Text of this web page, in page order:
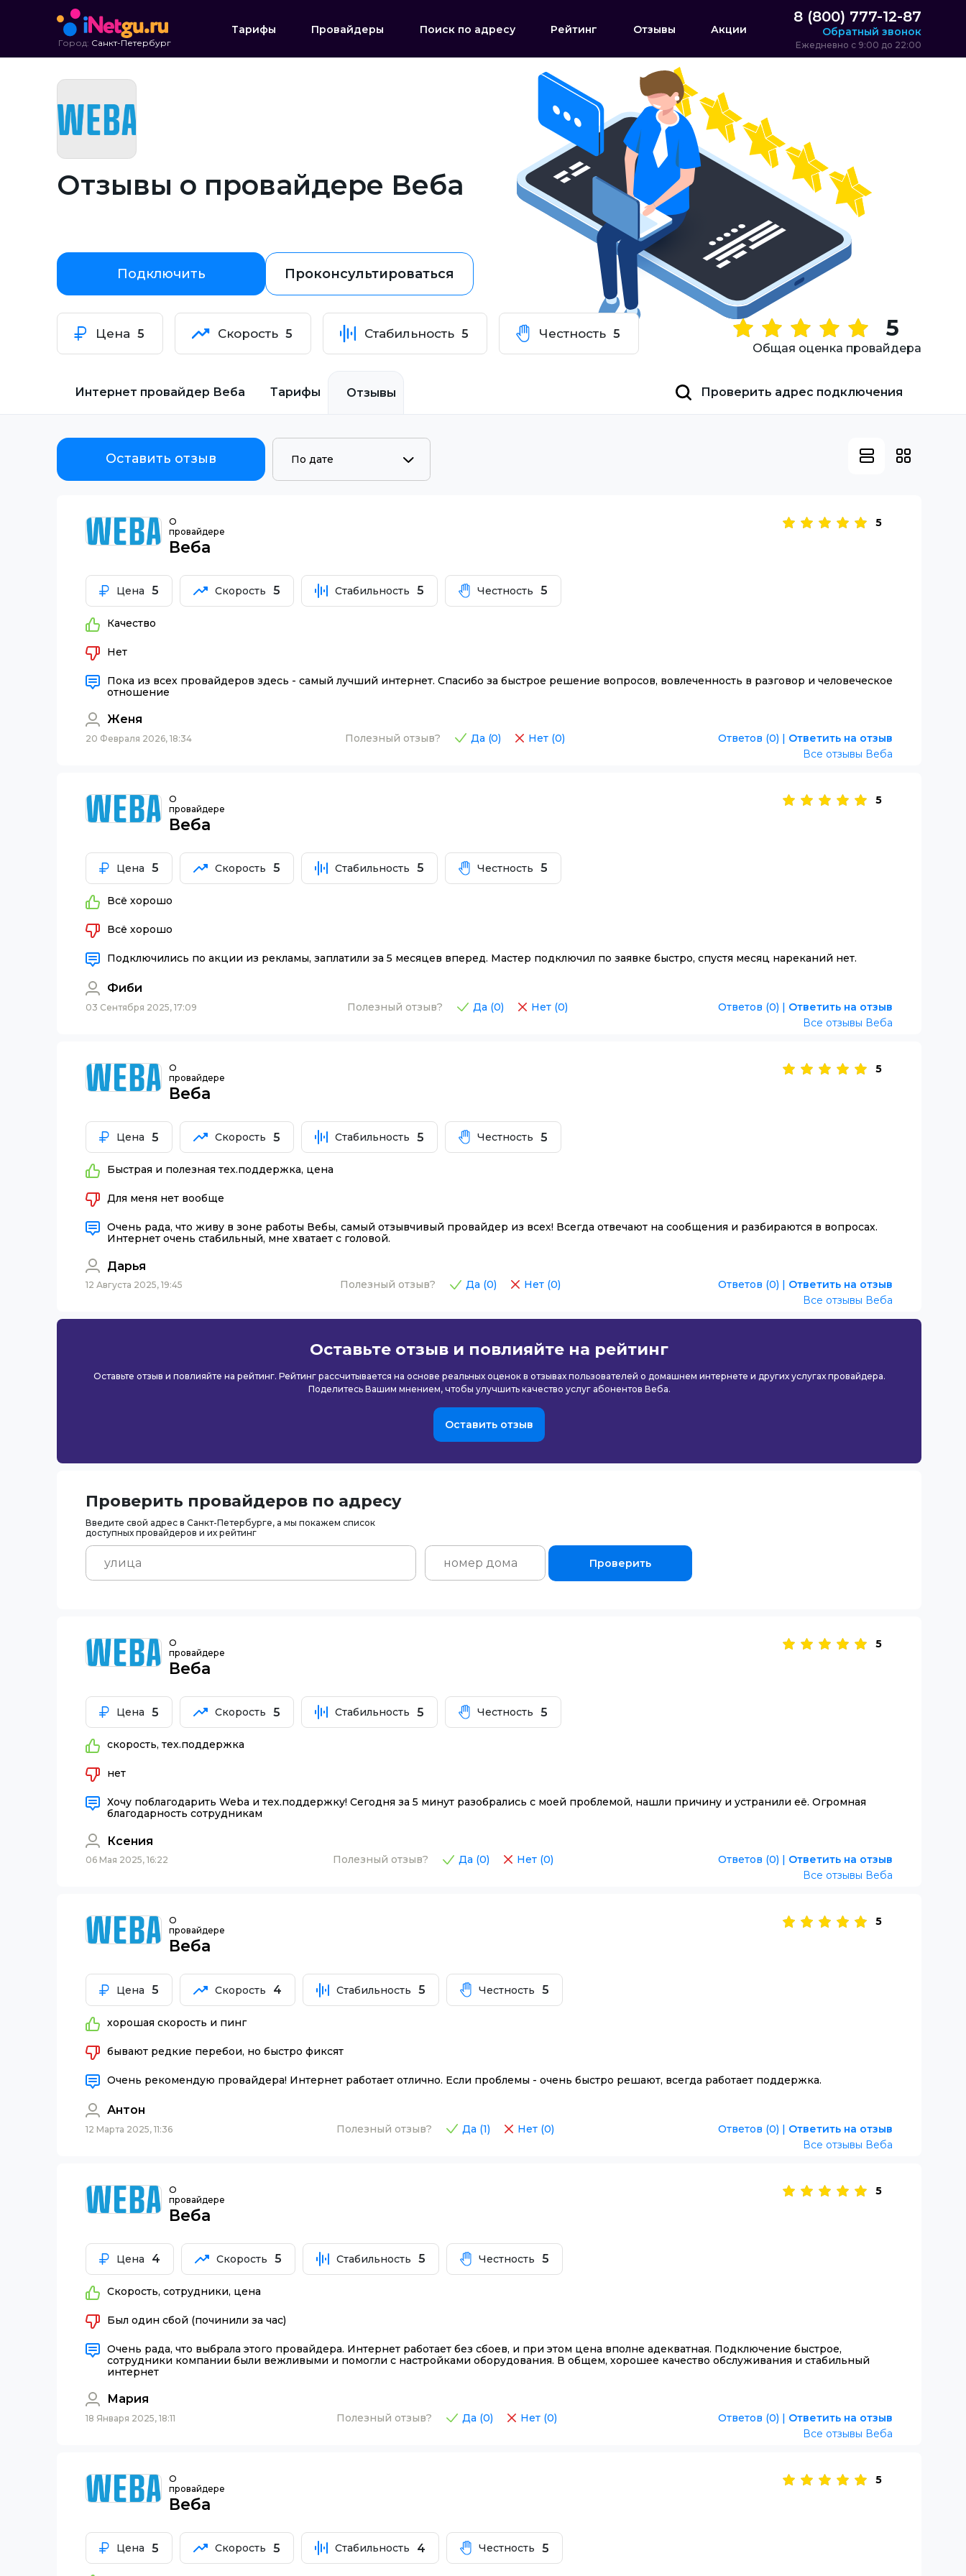
Город: Санкт-Петербург
Тарифы Провайдеры Поиск по адресу Рейтинг Отзывы Акции
8 (800) 777-12-87
Обратный звонок
Ежедневно с 9:00 до 22:00
Отзывы о провайдере Веба
Подключить Проконсультироваться
Цена 5 Скорость 5 Стабильность 5 Честность 5 5
Общая оценка провайдера
Интернет провайдер Веба Тарифы Отзывы Проверить адрес подключения
Оставить отзыв
Все отзывы Веба
О
провайдере
Веба
5
Цена 5 Скорость 5 Стабильность 5 Честность 5
Качество
Нет
Пока из всех провайдеров здесь - самый лучший интернет. Спасибо за быстрое решение вопросов, вовлеченность в разговор и человеческое
отношение
Женя
20 Февраля 2026, 18:34 Полезный отзыв? Да (0) Нет (0) Ответов (0) | Ответить на отзыв
Все отзывы Веба
О
провайдере
Веба
5
Цена 5 Скорость 5 Стабильность 5 Честность 5
Всё хорошо
Всё хорошо
Подключились по акции из рекламы, заплатили за 5 месяцев вперед. Мастер подключил по заявке быстро, спустя месяц нареканий нет.
Фиби
03 Сентября 2025, 17:09 Полезный отзыв? Да (0) Нет (0) Ответов (0) | Ответить на отзыв
Все отзывы Веба
О
провайдере
Веба
5
Цена 5 Скорость 5 Стабильность 5 Честность 5
Быстрая и полезная тех.поддержка, цена
Для меня нет вообще
Очень рада, что живу в зоне работы Вебы, самый отзывчивый провайдер из всех! Всегда отвечают на сообщения и разбираются в вопросах.
Интернет очень стабильный, мне хватает с головой.
Дарья
12 Августа 2025, 19:45 Полезный отзыв? Да (0) Нет (0) Ответов (0) | Ответить на отзыв
Оставьте отзыв и повлияйте на рейтинг
Оставьте отзыв и повлияйте на рейтинг. Рейтинг рассчитывается на основе реальных оценок в отзывах пользователей о домашнем интернете и других услугах провайдера.
Поделитесь Вашим мнением, чтобы улучшить качество услуг абонентов Веба.
Оставить отзыв
Проверить провайдеров по адресу
Введите свой адрес в Санкт-Петербурге, а мы покажем список
доступных провайдеров и их рейтинг
Проверить
Все отзывы Веба
О
провайдере
Веба
5
Цена 5 Скорость 5 Стабильность 5 Честность 5
скорость, тех.поддержка
нет
Хочу поблагодарить Weba и тех.поддержку! Сегодня за 5 минут разобрались с моей проблемой, нашли причину и устранили её. Огромная
благодарность сотрудникам
Ксения
06 Мая 2025, 16:22 Полезный отзыв? Да (0) Нет (0) Ответов (0) Ответить на отзыв
Все отзывы Веба
О
провайдере
Веба
5
Цена 5 Скорость 4 Стабильность 5 Честность 5
хорошая скорость и пинг
бывают редкие перебои, но быстро фиксят
Очень рекомендую провайдера! Интернет работает отлично. Если проблемы - очень быстро решают, всегда работает поддержка.
Антон
12 Марта 2025, 11:36 Полезный отзыв? Да (1) Нет (0) Ответов (0) | Ответить на отзыв
Все отзывы Веба
О
провайдере
Веба
5
Цена 4 Скорость 5 Стабильность 5 Честность 5
Скорость, сотрудники, цена
Был один сбой (починили за час)
Очень рада, что выбрала этого провайдера. Интернет работает без сбоев, и при этом цена вполне адекватная. Подключение быстрое,
сотрудники компании были вежливыми и помогли с настройками оборудования. В общем, хорошее качество обслуживания и стабильный
интернет
Мария
18 Января 2025, 18:11 Полезный отзыв? Да (0) Нет (0) Ответов (0) | Ответить на отзыв
О
провайдере
Веба
5
Цена 5 Скорость 5 Стабильность 4 Честность 5